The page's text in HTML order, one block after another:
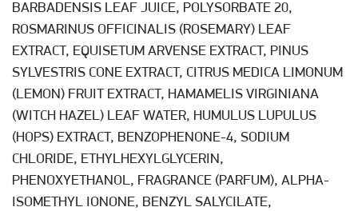
BARBADENSIS LEAF JUICE, POLYSORBATE 20,
ROSMARINUS OFFICINALIS (ROSEMARY) LEAF
EXTRACT, EQUISETUM ARVENSE EXTRACT, PINUS
SYLVESTRIS CONE EXTRACT, CITRUS MEDICA LIMONUM
(LEMON) FRUIT EXTRACT, HAMAMELIS VIRGINIANA
(WITCH HAZEL) LEAF WATER, HUMULUS LUPULUS
(HOPS) EXTRACT, BENZOPHENONE-4, SODIUM
CHLORIDE, ETHYLHEXYLGLYCERIN,
PHENOXYETHANOL, FRAGRANCE (PARFUM), ALPHA-
ISOMETHYL IONONE, BENZYL SALYCILATE,